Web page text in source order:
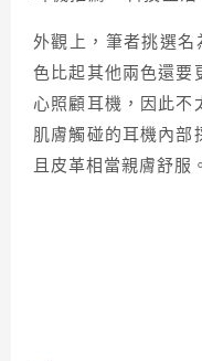
外觀上，筆者挑選名
色比起其他兩色還要
心照顧耳機，因此不
肌膚觸碰的耳機內部
且皮革相當親膚舒服。